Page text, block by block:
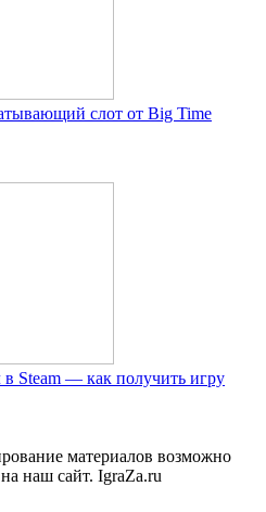
слот от Big Time
Steam — как получить игру
материалов возможно
наш сайт. IgraZa.ru